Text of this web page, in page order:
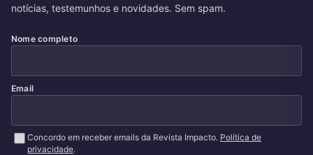
notícias, testemunhos e novidades. Sem spam.
Nome completo
Email
Concordo em receber emails da Revista Impacto. Política de
privacidade.